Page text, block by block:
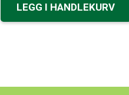
LEGG I HANDLEKURV